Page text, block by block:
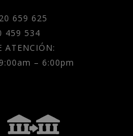
659 625
459 534
ATENCIÓN:
– 6:00pm